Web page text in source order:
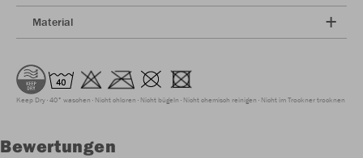
Material
Keep Dry 40° waschen Nicht chloren Nicht bügeln Nicht chemisch reinigen Nicht im Trockner trocknen
Bewertungen